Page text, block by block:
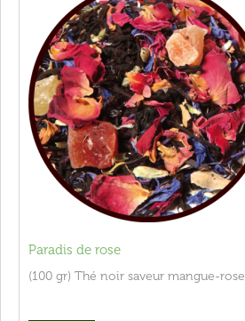
Paradis de rose
(100 gr) Thé noir saveur mangue-rose